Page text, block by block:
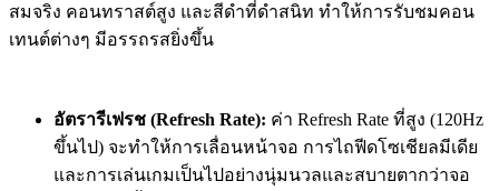
สมจริง คอนทราสต์สูง และสีดำที่ดำสนิท ทำให้การรับชมคอน
เทนต์ต่างๆ มีอรรถรสยิ่งขึ้น
อัตรารีเฟรช (Refresh Rate): ค่า Refresh Rate ที่สูง (120Hz
ขึ้นไป) จะทำให้การเลื่อนหน้าจอ การไถฟีดโซเชียลมีเดีย
และการเล่นเกมเป็นไปอย่างนุ่มนวลและสบายตากว่าจอ